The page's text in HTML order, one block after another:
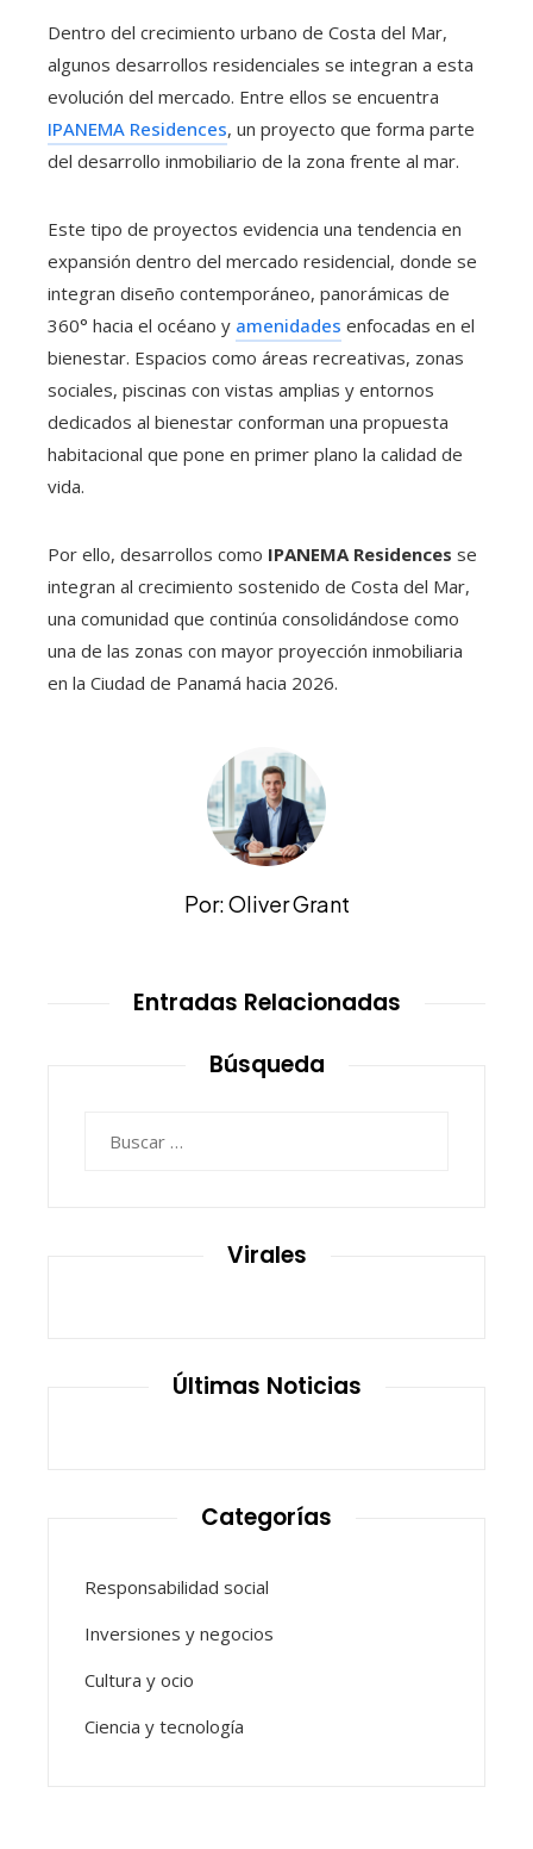
Dentro del crecimiento urbano de Costa del Mar,
algunos desarrollos residenciales se integran a esta
evolución del mercado. Entre ellos se encuentra
IPANEMA Residences, un proyecto que forma parte
del desarrollo inmobiliario de la zona frente al mar.
Este tipo de proyectos evidencia una tendencia en
expansión dentro del mercado residencial, donde se
integran diseño contemporáneo, panorámicas de
360° hacia el océano y amenidades enfocadas en el
bienestar. Espacios como áreas recreativas, zonas
sociales, piscinas con vistas amplias y entornos
dedicados al bienestar conforman una propuesta
habitacional que pone en primer plano la calidad de
vida.
Por ello, desarrollos como IPANEMA Residences se
integran al crecimiento sostenido de Costa del Mar,
una comunidad que continúa consolidándose como
una de las zonas con mayor proyección inmobiliaria
en la Ciudad de Panamá hacia 2026.
Por: Oliver Grant
Entradas Relacionadas
Búsqueda
Virales
Últimas Noticias
Categorías
Responsabilidad social
Inversiones y negocios
Cultura y ocio
Ciencia y tecnología